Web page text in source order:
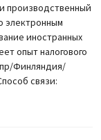
производственный
электронным
иностранных
опыт налогового
Финляндия/
связи: